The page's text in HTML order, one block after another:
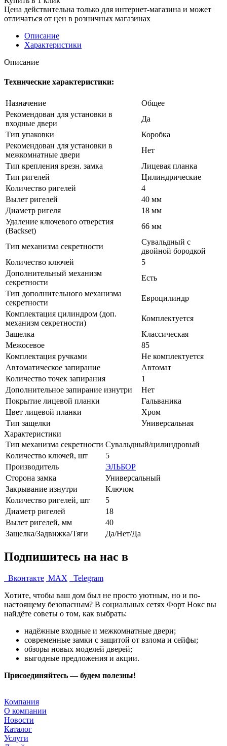
Цена действительна только для интернет-магазина и может
отличаться от цен в розничных магазинах
Описание
Характеристики
Описание
Технические характеристики:
Назначение
Общее
Рекомендован для установки в
входные двери
Да
Тип упаковки
Коробка
Рекомендован для установки в
межкомнатные двери
Нет
Тип крепления врезн. замка
Лицевая планка
Тип ригелей
Цилиндрические
Количество ригелей
4
Вылет ригелей
40 мм
Диаметр ригеля
18 мм
Удаление ключевого отверстия
(Backset)
66 мм
Тип механизма секретности
Сувальдный с
двойной бородкой
Количество ключей
5
Дополнительный механизм
секретности
Есть
Тип дополнительного механизма
секретности
Евроцилиндр
Комплектация цилиндром (доп.
механизм секретности)
Комплектуется
Защелка
Классическая
Межосевое
85
Комплектация ручками
Не комплектуется
Автоматическое запирание
Автомат
Количество точек запирания
1
Дополнительное запирание изнутри
Нет
Покрытие лицевой планки
Гальваника
Цвет лицевой планки
Хром
Тип защелки
Универсальная
Характеристики
Тип механизма секретности Сувальдный/цилиндровый
Количество ключей, шт
5
Производитель
ЭЛЬБОР
Сторона замка
Универсальный
Закрывание изнутри
Ключом
Количество ригелей, шт
5
Диаметр ригелей
18
Вылет ригелей, мм
40
Защелка/Задвижка/Тяги
Да/Нет/Да
Подпишитесь на нас в
Вконтакте MAX
Telegram
Хотите, чтобы ваш дом был не просто уютным, но и по-
настоящему безопасным? В социальных сетях Форт Нокс вы
найдёте советы о том, как выбрать:
надёжные входные и межкомнатные двери;
современные замки с защитой от взлома и сейфы;
обзоры новых моделей дверей;
выгодные предложения и акции.
Присоединяйтесь — будем полезны!
Компания
О компании
Новости
Каталог
Услуги